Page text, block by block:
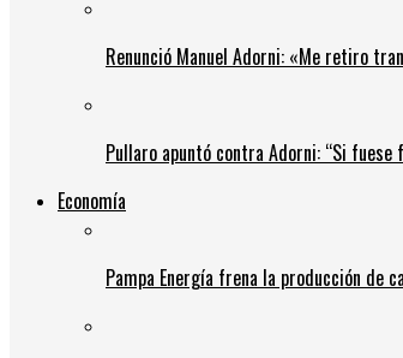
Renunció Manuel Adorni: «Me retiro
Pullaro apuntó contra Adorni: “Si fuese
Economía
Pampa Energía frena la producción de